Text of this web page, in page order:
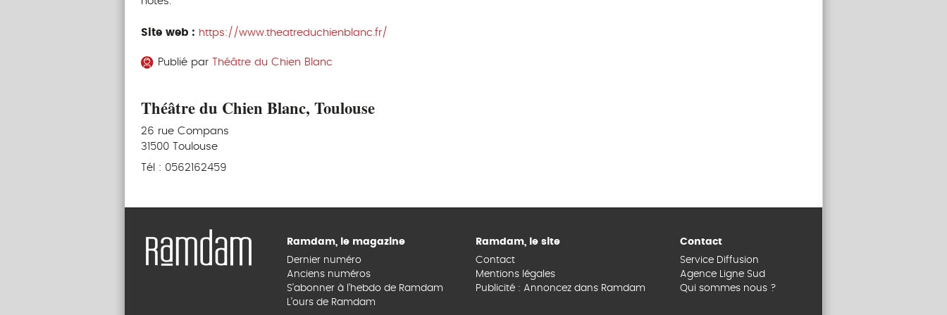
Site web : https://www.theatreduchienblanc.fr/
Publié par Théâtre du Chien Blanc
Théâtre du Chien Blanc, Toulouse
26 rue Compans
31500 Toulouse
Tél : 0562162459
Ramdam, le magazine
Dernier numéro
Anciens numéros
S’abonner à l’hebdo de Ramdam
L’ours de Ramdam
Ramdam, le site
Contact
Mentions légales
Publicité : Annoncez dans Ramdam
Contact
Service Diffusion
Agence Ligne Sud
Qui sommes nous ?